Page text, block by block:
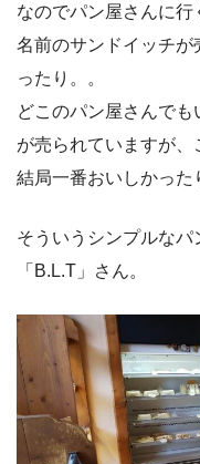
なのでパン屋さんに行
名前のサンドイッチ
ったり。。
どこのパン屋さんで
が売られていますが
結局一番おいしかった
そういうシンプルな
「B.L.T」さん。